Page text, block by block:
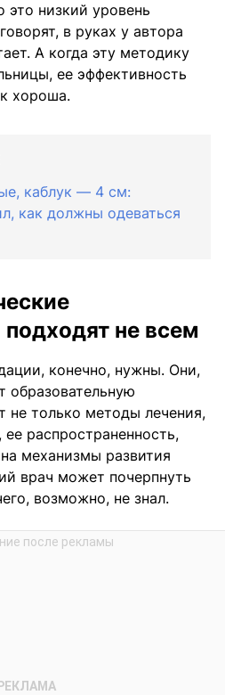
это низкий уровень
в руках у автора
А когда эту методику
ее эффективность
хороша.
каблук — 4 см:
как должны одеваться
не всем
конечно, нужны. Они,
образовательную
только методы лечения,
распространенность,
механизмы развития
врач может почерпнуть
возможно, не знал.